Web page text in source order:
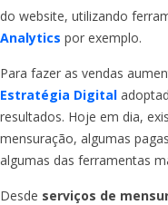
do website, utilizando
Analytics por exemplo.
Para fazer as vendas
Estratégia Digital
resultados. Hoje em dia,
mensuração, algumas
algumas das ferramentas
Desde serviços de